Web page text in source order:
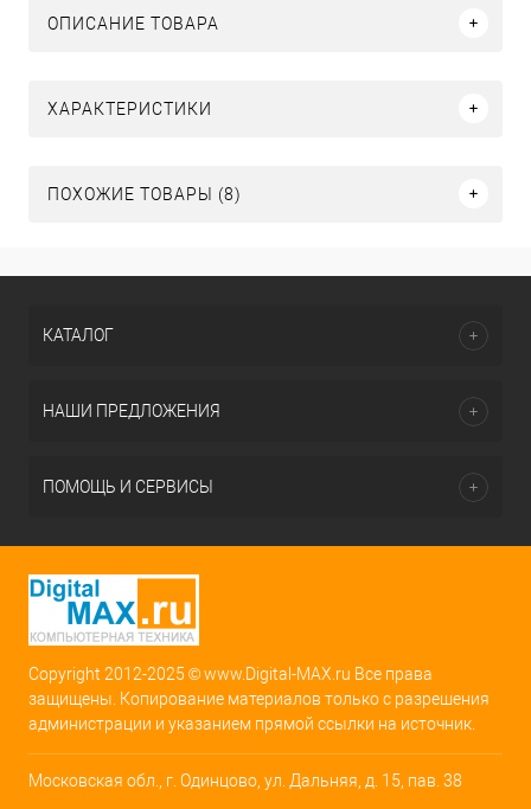
ОПИСАНИЕ ТОВАРА
ХАРАКТЕРИСТИКИ
ПОХОЖИЕ ТОВАРЫ (8)
КАТАЛОГ
НАШИ ПРЕДЛОЖЕНИЯ
ПОМОЩЬ И СЕРВИСЫ
Copyright 2012-2025 © www.Digital-MAX.ru Все права
защищены. Копирование материалов только с разрешения
администрации и указанием прямой ссылки на источник.
Московская обл., г. Одинцово, ул. Дальняя, д. 15, пав. 38